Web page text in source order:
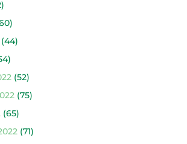
(52)
(75)
(65)
(71)